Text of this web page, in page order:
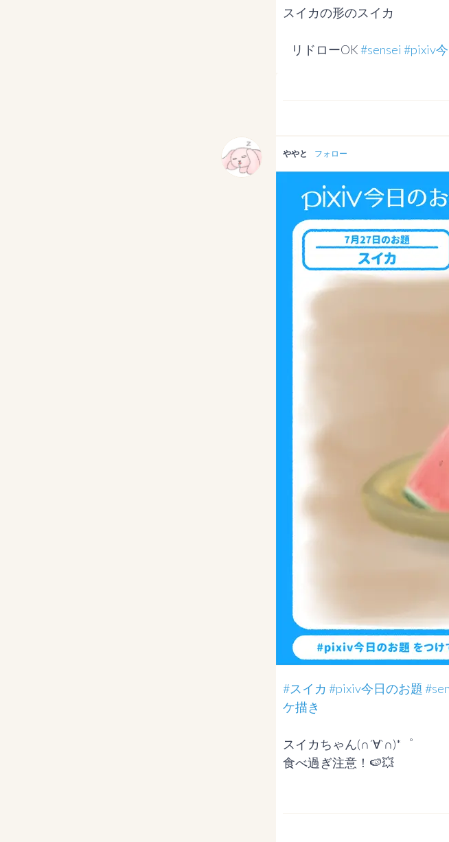
スイカの形のスイカ
    リドローOK
#sensei #pixiv
ややと フォロー
#スイカ #pixiv今日のお題
ケ描き
スイカちゃん(∩´∀`∩)*゜
食べ過ぎ注意！🍉💥